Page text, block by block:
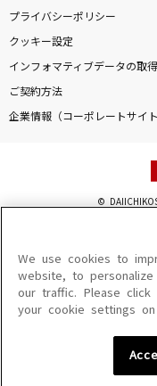
プライバシーポリシー
クッキー設定
インフォマティブデータの取
ご契約方法
企業情報（コーポレートサイト
©
このサイトに掲載されている一
を問わず、著作権法の定める範
を禁じます。
楽曲及びコンテンツは、機種に
楽曲及びコンテンツの配信日、
We use cookies to
website, to
our traffic. Please click
your cookie settings